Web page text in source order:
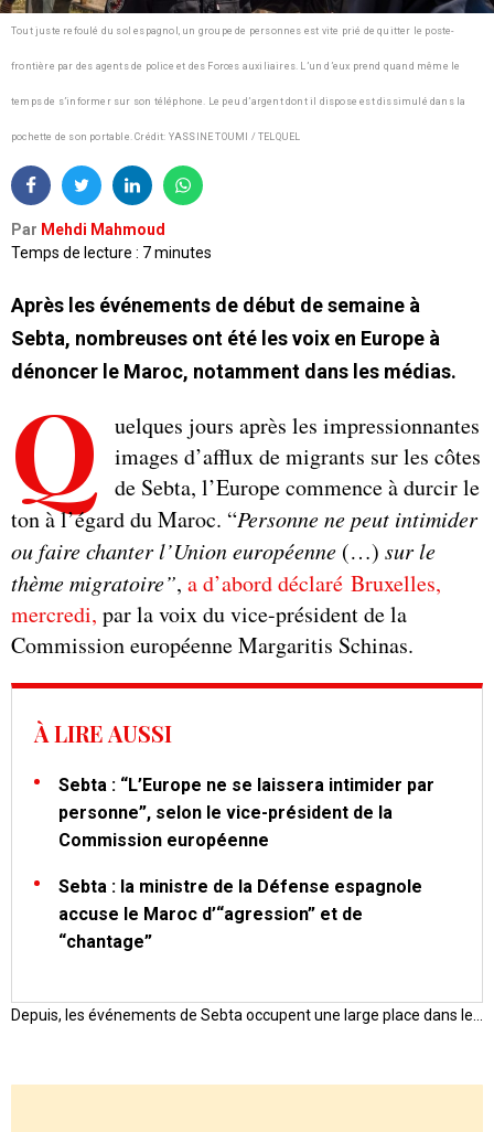
Tout juste refoulé du sol espagnol, un groupe de personnes est vite prié de quitter le poste-
frontière par des agents de police et des Forces auxiliaires. L’un d’eux prend quand même le
temps de s’informer sur son téléphone. Le peu d’argent dont il dispose est dissimulé dans la
pochette de son portable.Crédit: YASSINE TOUMI / TELQUEL
Par Mehdi Mahmoud
Temps de lecture : 7 minutes
Après les événements de début de semaine à
Sebta, nombreuses ont été les voix en Europe à
dénoncer le Maroc, notamment dans les médias.
Q
uelques jours après les impressionnantes
images d’afflux de migrants sur les côtes
de Sebta, l’Europe commence à durcir le
ton à l’égard du Maroc. “Personne ne peut intimider
ou faire chanter l’Union européenne (…) sur le
thème migratoire”, a d’abord déclaré Bruxelles,
mercredi, par la voix du vice-président de la
Commission européenne Margaritis Schinas.
À LIRE AUSSI
Sebta : “L’Europe ne se laissera intimider par
personne”, selon le vice-président de la
Commission européenne
Sebta : la ministre de la Défense espagnole
accuse le Maroc d’“agression” et de
“chantage”
Depuis, les événements de Sebta occupent une large place dans le…